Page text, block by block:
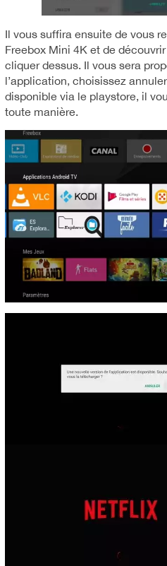
Il vous suffira ensuite de vous
Freebox Mini 4K et de
cliquer dessus. Il vous sera
l’application, choisissez
disponible via le playstore, il
toute manière.